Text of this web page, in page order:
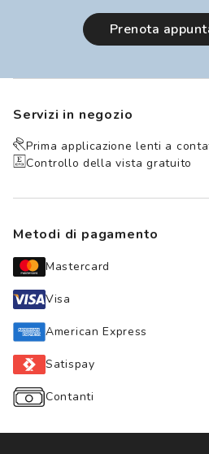
prenota
Servizi in negozio
Prima applicazione lenti a
Controllo della vista gratuito
Metodi di pagamento
Mastercard
Satispay
Visa
Contanti
American Express